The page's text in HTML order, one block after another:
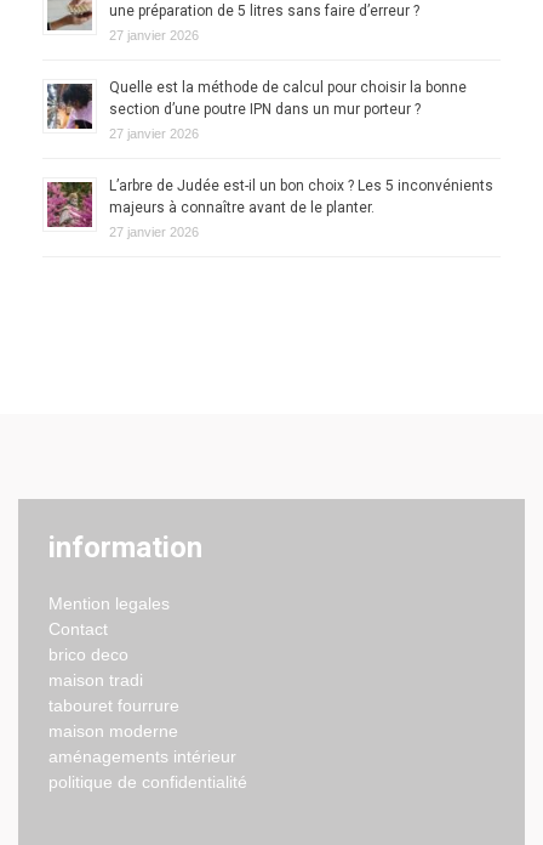
une préparation de 5 litres sans faire d’erreur ?
27 janvier 2026
Quelle est la méthode de calcul pour choisir la bonne
section d’une poutre IPN dans un mur porteur ?
27 janvier 2026
L’arbre de Judée est-il un bon choix ? Les 5 inconvénients
majeurs à connaître avant de le planter.
27 janvier 2026
information
Mention legales
Contact
brico deco
maison tradi
tabouret fourrure
maison moderne
aménagements intérieur
politique de confidentialité